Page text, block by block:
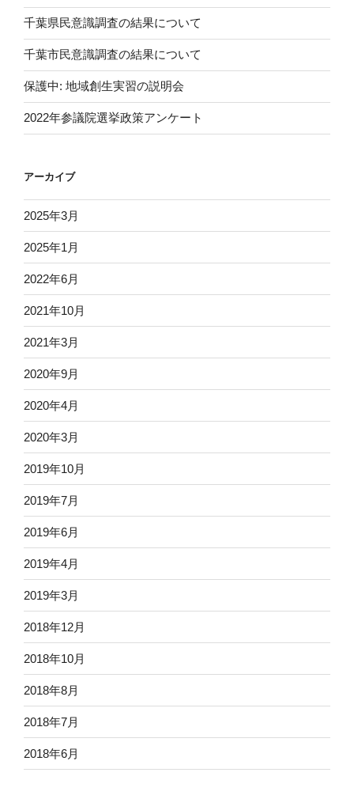
千葉県民意識調査の結果について
千葉市民意識調査の結果について
保護中: 地域創生実習の説明会
2022年参議院選挙政策アンケート
アーカイブ
2025年3月
2025年1月
2022年6月
2021年10月
2021年3月
2020年9月
2020年4月
2020年3月
2019年10月
2019年7月
2019年6月
2019年4月
2019年3月
2018年12月
2018年10月
2018年8月
2018年7月
2018年6月